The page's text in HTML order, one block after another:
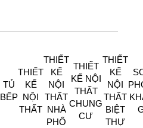
TỦ
BẾP
THIẾT
KẾ
NỘI
THẤT
THIẾT
KẾ
NỘI
THẤT
NHÀ
PHỐ
THIẾT
KẾ NỘI
THẤT
CHUNG
CƯ
THIẾT
KẾ
NỘI
THẤT
BIỆT
THỰ